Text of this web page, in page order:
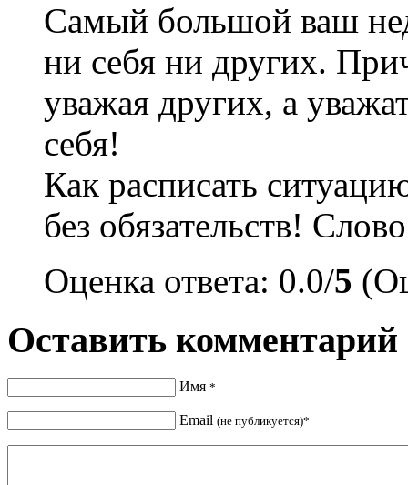
Самый большой ваш
ни себя ни других.
уважая других, а
себя!
Как расписать
без обязательств!
Оценка ответа: 0.0/5
Оставить комментарий
Имя *
Email (не публикуется)*